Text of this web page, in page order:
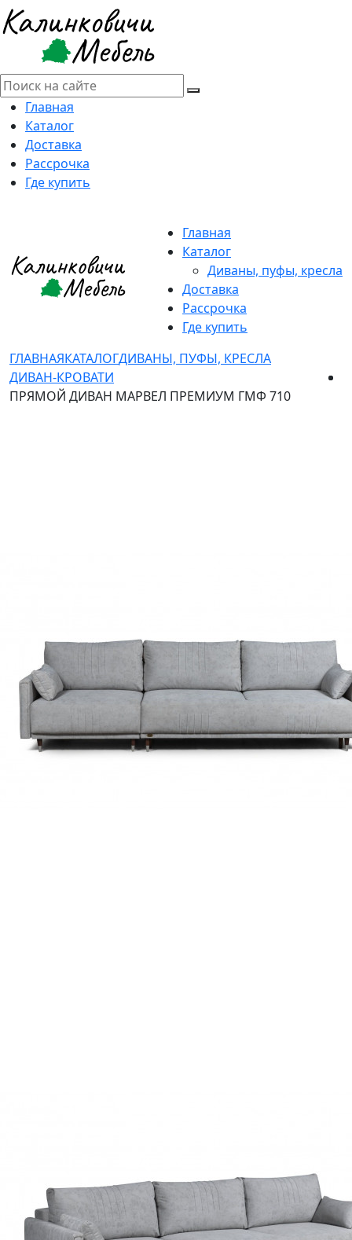
Главная
Каталог
Доставка
Рассрочка
Где купить
Главная
Каталог
Диваны, пуфы, кресла
Доставка
Рассрочка
Где купить
ГЛАВНАЯКАТАЛОГДИВАНЫ, ПУФЫ, КРЕСЛА
ДИВАН-КРОВАТИ
ПРЯМОЙ ДИВАН МАРВЕЛ ПРЕМИУМ ГМФ 710